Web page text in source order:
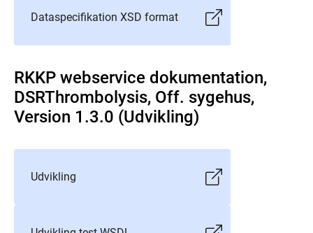
Dataspecifikation XSD format
RKKP webservice dokumentation,
DSRThrombolysis, Off. sygehus,
Version 1.3.0 (Udvikling)
Udvikling